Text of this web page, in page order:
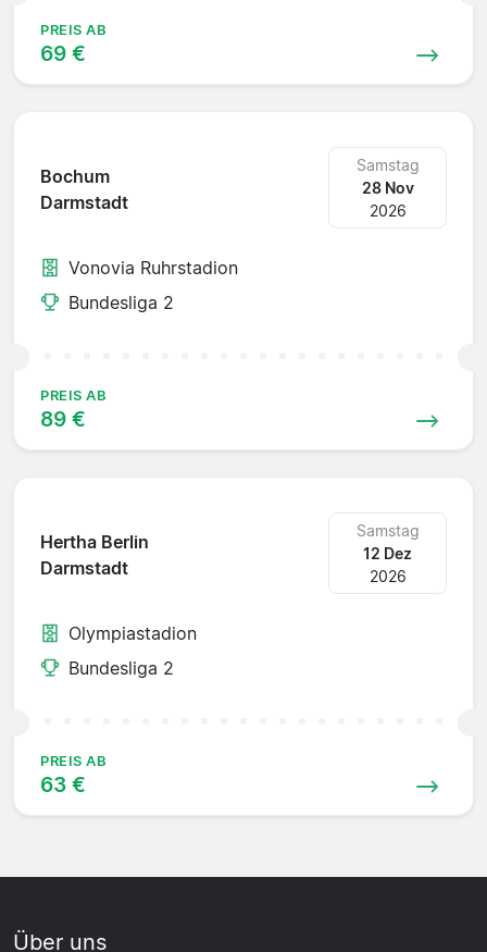
PREIS AB
69 €
Bochum
Darmstadt
Samstag
28 Nov
2026
Vonovia Ruhrstadion
Bundesliga 2
PREIS AB
89 €
Hertha Berlin
Darmstadt
Samstag
12 Dez
2026
Olympiastadion
Bundesliga 2
PREIS AB
63 €
Über uns